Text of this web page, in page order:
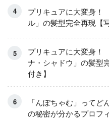
プリキュアに大変身
ル」の髪型完全再現【
プリキュアに大変身
ナ・シャドウ」の髪型
付き】
「んぽちゃむ」って
の秘密が分かるプロフ